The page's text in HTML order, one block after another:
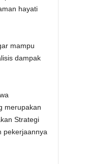
hayati
mampu
dampak
merupakan
Strategi
pekerjaannya